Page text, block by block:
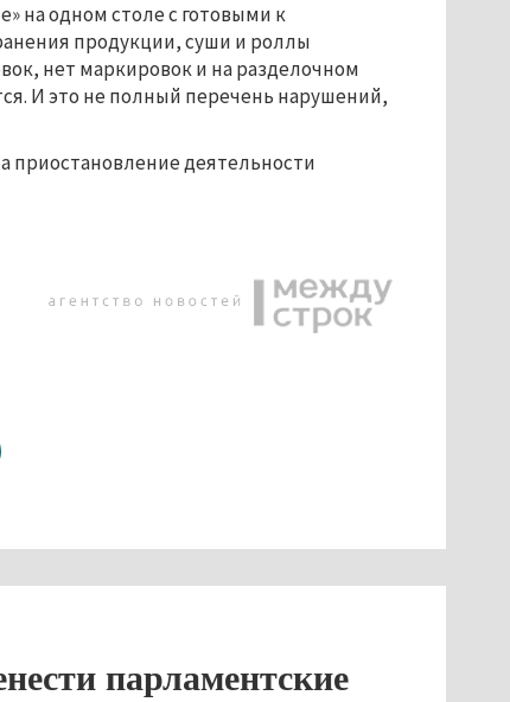
на одном столе с готовыми к
продукции, суши и роллы
нет маркировок и на разделочном
И это не полный перечень нарушений,
приостановление деятельности
парламентские